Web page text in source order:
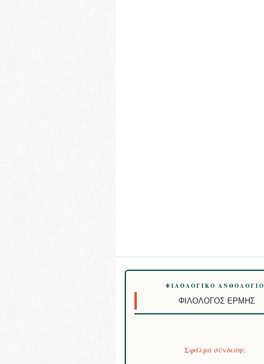
ΦΙΛΟΛΟΓΙΚΌ ΑΝΘΟΛΌΓΙΟ
ΦΙΛΌΛΟΓΟΣ ΕΡΜΉΣ
Σφάλμα σύνδεσης.